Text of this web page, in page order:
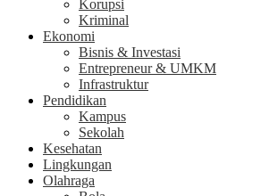
Korupsi
Kriminal
Ekonomi
Bisnis & Investasi
Entrepreneur & UMKM
Infrastruktur
Pendidikan
Kampus
Sekolah
Kesehatan
Lingkungan
Olahraga